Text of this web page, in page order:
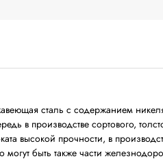
сталь с содержанием
в производстве сортового,
высокой прочности, в
могут быть также части